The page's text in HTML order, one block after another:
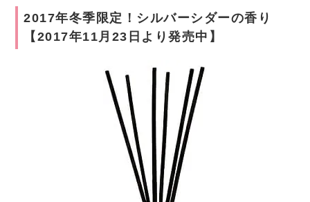
2017年冬季限定！シルバーシダーの香り
【2017年11月23日より発売中】